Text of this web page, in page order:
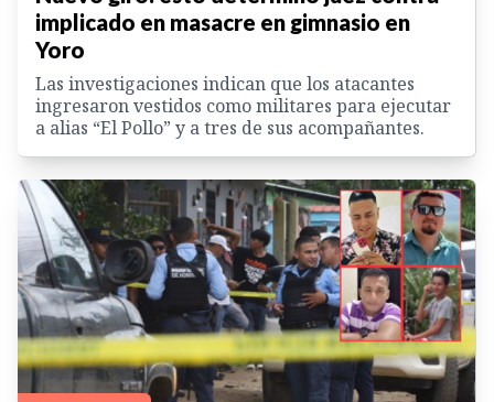
implicado en masacre en gimnasio en
Yoro
Las investigaciones indican que los atacantes
ingresaron vestidos como militares para ejecutar
a alias “El Pollo” y a tres de sus acompañantes.